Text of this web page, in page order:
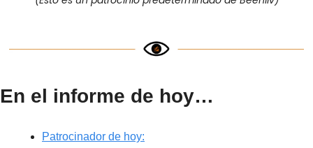
En el informe de hoy…
Patrocinador de hoy: